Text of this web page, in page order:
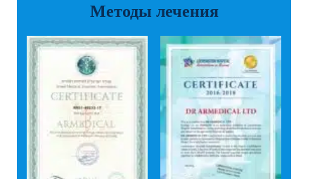
Методы лечения